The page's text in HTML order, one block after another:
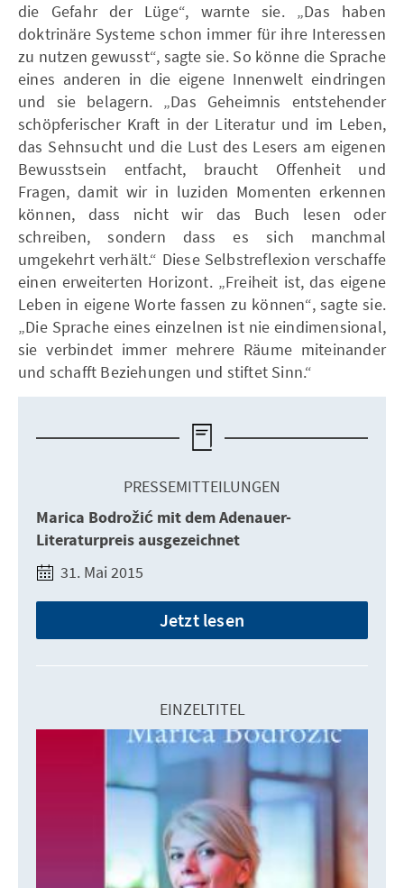
die Gefahr der Lüge“, warnte sie. „Das haben
doktrinäre Systeme schon immer für ihre Interessen
zu nutzen gewusst“, sagte sie. So könne die Sprache
eines anderen in die eigene Innenwelt eindringen
und sie belagern. „Das Geheimnis entstehender
schöpferischer Kraft in der Literatur und im Leben,
das Sehnsucht und die Lust des Lesers am eigenen
Bewusstsein entfacht, braucht Offenheit und
Fragen, damit wir in luziden Momenten erkennen
können, dass nicht wir das Buch lesen oder
schreiben, sondern dass es sich manchmal
umgekehrt verhält.“ Diese Selbstreflexion verschaffe
einen erweiterten Horizont. „Freiheit ist, das eigene
Leben in eigene Worte fassen zu können“, sagte sie.
„Die Sprache eines einzelnen ist nie eindimensional,
sie verbindet immer mehrere Räume miteinander
und schafft Beziehungen und stiftet Sinn.“
PRESSEMITTEILUNGEN
Marica Bodrožić mit dem Adenauer-
Literaturpreis ausgezeichnet
31. Mai 2015
Jetzt lesen
EINZELTITEL